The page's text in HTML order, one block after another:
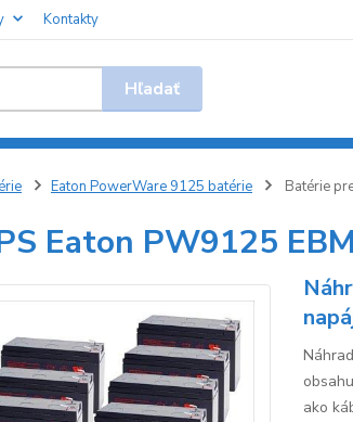
Kontakty
Hľadať
Eaton PowerWare 9125 batérie Batérie
Eaton PW9125
ako